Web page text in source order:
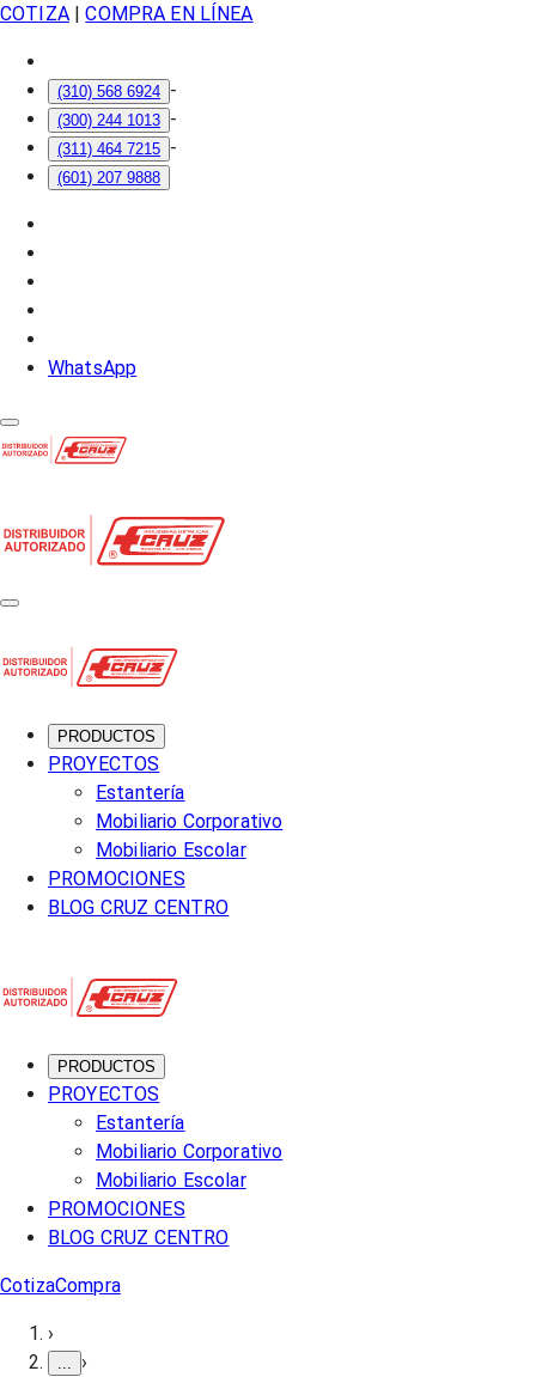
COTIZA| COMPRA EN LÍNEA
(310) 568 6924 -
(300) 244 1013 -
(311) 464 7215 -
(601) 207 9888
WhatsApp
PRODUCTOS
PROYECTOS
Estantería
Mobiliario Corporativo
Mobiliario Escolar
PROMOCIONES
BLOG CRUZ CENTRO
PRODUCTOS
PROYECTOS
Estantería
Mobiliario Corporativo
Mobiliario Escolar
PROMOCIONES
BLOG CRUZ CENTRO
CotizaCompra
›
›